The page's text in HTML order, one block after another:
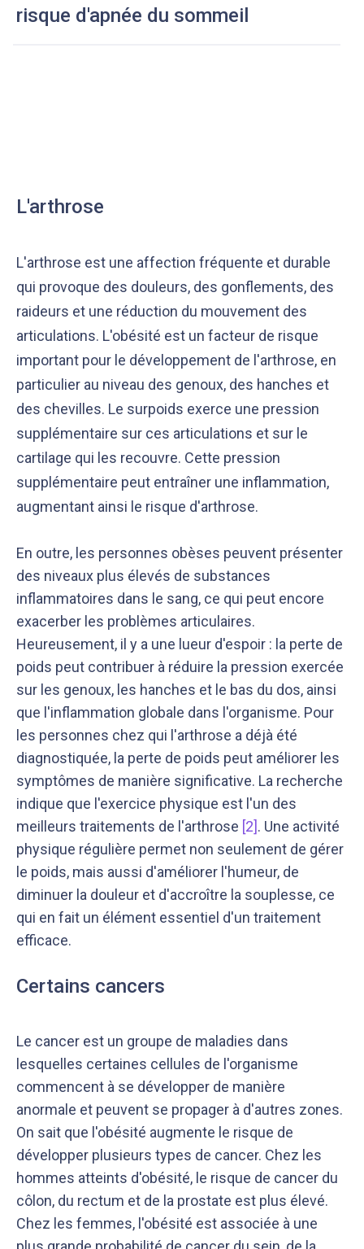
risque d'apnée du sommeil
L'arthrose
L'arthrose est une affection fréquente et durable
qui provoque des douleurs, des gonflements, des
raideurs et une réduction du mouvement des
articulations. L'obésité est un facteur de risque
important pour le développement de l'arthrose, en
particulier au niveau des genoux, des hanches et
des chevilles. Le surpoids exerce une pression
supplémentaire sur ces articulations et sur le
cartilage qui les recouvre. Cette pression
supplémentaire peut entraîner une inflammation,
augmentant ainsi le risque d'arthrose.
En outre, les personnes obèses peuvent présenter
des niveaux plus élevés de substances
inflammatoires dans le sang, ce qui peut encore
exacerber les problèmes articulaires.
Heureusement, il y a une lueur d'espoir : la perte de
poids peut contribuer à réduire la pression exercée
sur les genoux, les hanches et le bas du dos, ainsi
que l'inflammation globale dans l'organisme. Pour
les personnes chez qui l'arthrose a déjà été
diagnostiquée, la perte de poids peut améliorer les
symptômes de manière significative. La recherche
indique que l'exercice physique est l'un des
meilleurs traitements de l'arthrose [2]. Une activité
physique régulière permet non seulement de gérer
le poids, mais aussi d'améliorer l'humeur, de
diminuer la douleur et d'accroître la souplesse, ce
qui en fait un élément essentiel d'un traitement
efficace.
Certains cancers
Le cancer est un groupe de maladies dans
lesquelles certaines cellules de l'organisme
commencent à se développer de manière
anormale et peuvent se propager à d'autres zones.
On sait que l'obésité augmente le risque de
développer plusieurs types de cancer. Chez les
hommes atteints d'obésité, le risque de cancer du
côlon, du rectum et de la prostate est plus élevé.
Chez les femmes, l'obésité est associée à une